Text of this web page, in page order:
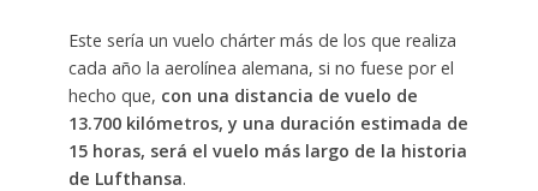
Este sería un vuelo chárter más de los que realiza
cada año la aerolínea alemana, si no fuese por el
hecho que, con una distancia de vuelo de
13.700 kilómetros, y una duración estimada de
15 horas, será el vuelo más largo de la historia
de Lufthansa.